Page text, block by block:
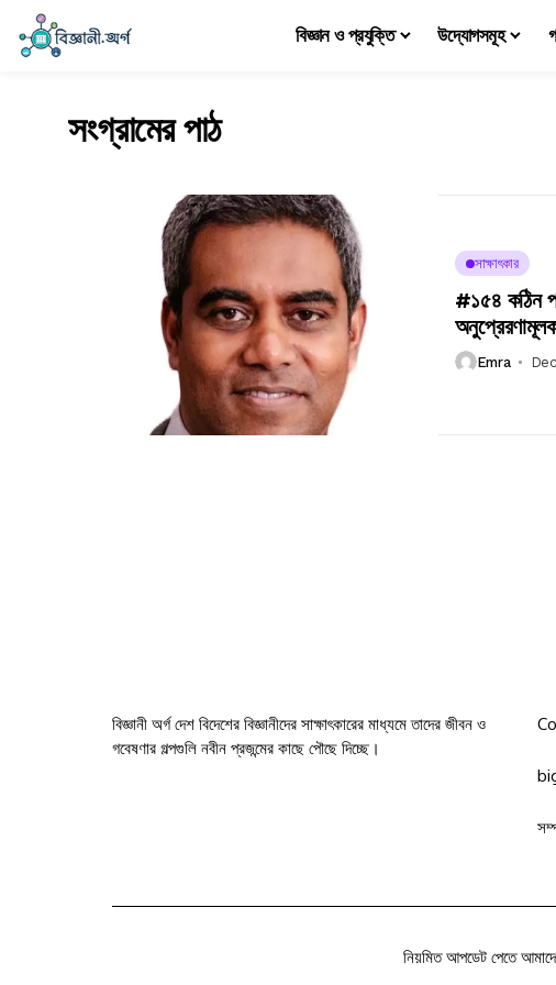
বিজ্ঞান ও প্রযুক্তি উদ্যোগসমূহ
সংগ্রামের পাঠ
সাক্ষাৎকার
#১৫৪ কঠিন
Emra
বিজ্ঞানী অর্গ দেশ বিদেশের বিজ্ঞানীদের সাক্ষাৎকারের মাধ্যমে তাদের জীবন ও
গবেষণার গল্পগুলি নবীন প্রজন্মের কাছে পৌছে দিচ্ছে।
নিয়মিত আপডেট পেতে